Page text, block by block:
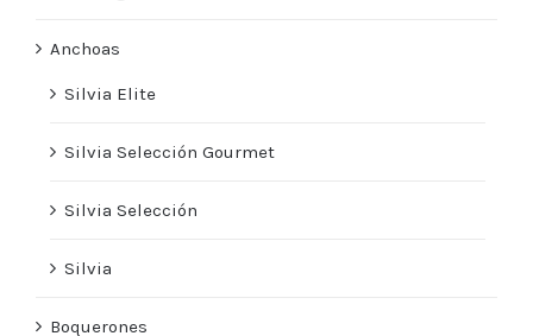
Anchoas
Silvia Elite
Silvia Selección Gourmet
Silvia Selección
Silvia
Boquerones